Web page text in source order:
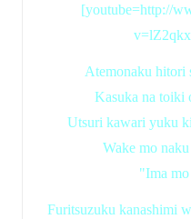
[youtube=http://
Atemonaku hitori
Kasuka na toiki
Utsuri kawari yuku
Wake mo
"Ima
Furitsuzuku kanashimi